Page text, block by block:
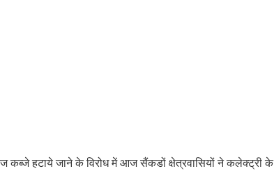
कब्जे हटाये जाने के विरोध में आज सैंकडों क्षेत्रवासियों ने कलेक्ट्री के